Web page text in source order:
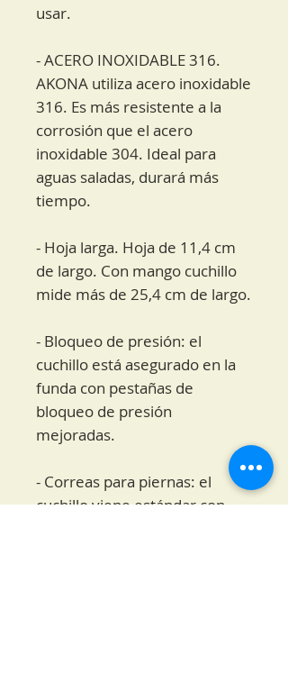
usar.
- ACERO INOXIDABLE 316.
AKONA utiliza acero inoxidable
316. Es más resistente a la
corrosión que el acero
inoxidable 304. Ideal para
aguas saladas, durará más
tiempo.
- Hoja larga. Hoja de 11,4 cm
de largo. Con mango cuchillo
mide más de 25,4 cm de largo.
- Bloqueo de presión: el
cuchillo está asegurado en la
funda con pestañas de
bloqueo de presión
mejoradas.
- Correas para piernas: el
cuchillo viene estándar con